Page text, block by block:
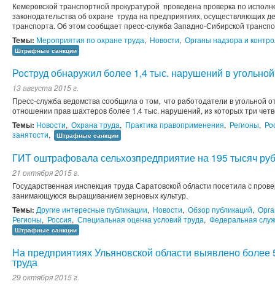
Кемеровской транспортной прокуратурой проведена проверка по
законодательства об охране труда на предприятиях, осуществляющих
транспорта. Об этом сообщает пресс-служба Западно-Сибирской
Темы: Мероприятия по охране труда, Новости, Органы надзора и
Штрафные санкции
Роструд обнаружил более 1,4 тыс. нарушений в
13 августа 2015 г.
Пресс-служба ведомства сообщила о том, что работодатели в угольной
отношении прав шахтеров более 1,4 тыс. нарушений, из которых три
Темы: Новости, Охрана труда, Практика правоприменения, Регионы,
занятости, Штрафные санкции
ГИТ оштрафовала сельхозпредприятие на 195 тысяч
21 октября 2015 г.
Государственная инспекция труда Саратовской области посетила с
занимающуюся выращиванием зерновых культур.
Темы: Другие интересные публикации, Новости, Обзор публикаций,
Регионы, Россия, Специальная оценка условий труда, Федеральная
Штрафные санкции
На предприятиях Ульяновской области выявлено
труда
29 октября 2015 г.